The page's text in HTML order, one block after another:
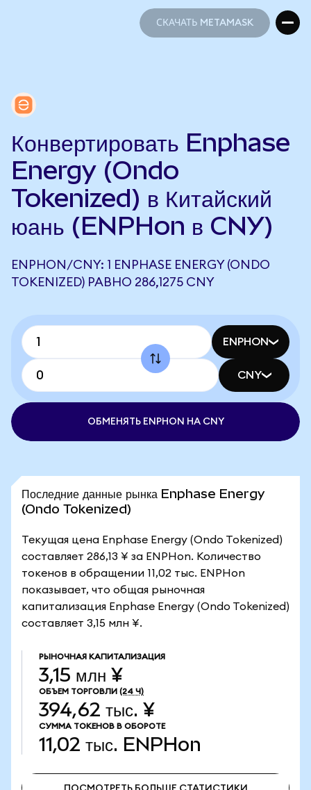
СКАЧАТЬ METAMASK
Конвертировать Enphase
Energy (Ondo
Tokenized) в Китайский
юань (ENPHon в CNY)
ENPHON/CNY: 1 ENPHASE ENERGY (ONDO
TOKENIZED) РАВНО 286,1275 CNY
ENPHON
CNY
ОБМЕНЯТЬ ENPHON НА CNY
Последние данные рынка Enphase Energy
(Ondo Tokenized)
Текущая цена Enphase Energy (Ondo Tokenized)
составляет 286,13 ¥ за ENPHon. Количество
токенов в обращении 11,02 тыс. ENPHon
показывает, что общая рыночная
капитализация Enphase Energy (Ondo Tokenized)
составляет 3,15 млн ¥.
РЫНОЧНАЯ КАПИТАЛИЗАЦИЯ
3,15 млн ¥
ОБЪЕМ ТОРГОВЛИ (24 Ч)
394,62 тыс. ¥
СУММА ТОКЕНОВ В ОБОРОТЕ
11,02 тыс. ENPHon